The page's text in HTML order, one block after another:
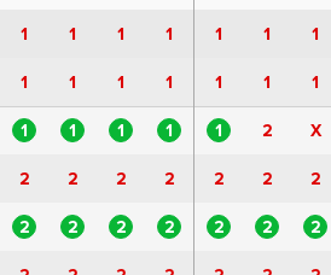
1 1 1 1 1 1 1
1 1 1 1 1 1 1
1 1 1 1 1 2 X
2 2 2 2 2 2 2
2 2 2 2 2 2 2